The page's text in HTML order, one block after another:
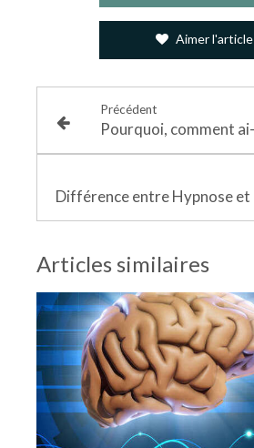
Aimer l'article
Précédent
Articles similaires